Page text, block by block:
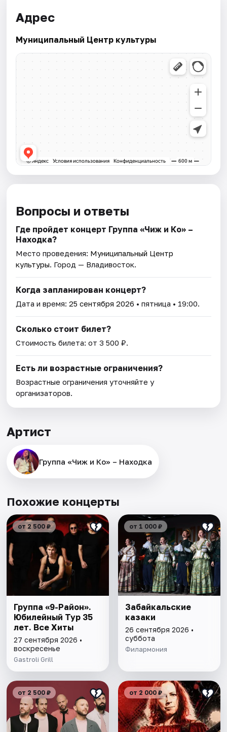
Адрес
Муниципальный Центр культуры
Вопросы и ответы
Где пройдет концерт Группа «Чиж и Ко» –
Находка?
Место проведения: Муниципальный Центр
культуры. Город — Владивосток.
Когда запланирован концерт?
Дата и время:25 сентября 2026 • пятница • 19:00.
Сколько стоит билет?
Стоимость билета: от 3 500 ₽.
Есть ли возрастные ограничения?
Возрастные ограничения уточняйте у
организаторов.
Артист
Группа «Чиж и Ко» – Находка
Похожие концерты
от 2 500 ₽
Группа «9-Район».
Юбилейный Тур 35
лет. Все Хиты
27 сентября 2026 •
воскресенье
Gastroli Grill
от 1 000 ₽
Забайкальские
казаки
26 сентября 2026 •
суббота
Филармония
от 2 500 ₽ от 2 000 ₽